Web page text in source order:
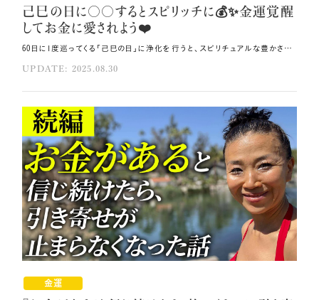
己巳の日に〇〇するとスピリッチに💰✨金運覚醒
してお金に愛されよう❤️
60日に1度巡ってくる「己巳の日」に浄化を行うと、スピリチュアルな豊かさを得て、 金運を覚醒させることができます。 そこで今回は、水の浄化力を活用した金運覚醒法をご紹介します💰 その方法はコレ！！ 体内の水を綺麗に入れ替えるイメージを持って水分補給をしましょう。 水を飲む際は「金運を飲んでいる」という意識を持つことが大切です。 自分の体に問いかけ、「自分の体が最も喜ぶもの」を選択することが重要です。 元動画（YouTube）：『己巳の日に〇〇するとスピリッチに💰✨金運覚醒してお金に愛されよう❤️（第1958回）』 己巳の日の意味を知り金運への扉を開こう 己巳の日（つちのとみのひ）は巳の日と己が重なる日で、 60日に1度訪れる金運と財運の最強吉運日です。 弁財天様の縁日であり、財運と才能を司る神様として知られています。 インドのサラスファーティー神と重なる存在でもあるため、水とのご縁を大切にすることが重要です。 世界の成功者や億万長者の多くは、目に見えないスピリチュアルな力を重視しています。 物理的な豊かさを手にしても、健康や人間関係で悩みを抱える人は少なくありません。 そのため己巳の日は、金運上昇だけでなく、心や生き方も豊かにする機会として捉えるべきです🌿 己巳の日のエネルギーを活用するコツは、「スムーズな流れ」を体感し、滞りを減らすことです。 変化や浄化のパワーを繊細に感じ取り、自分が流れに乗っている感覚にチューニングすることで、 魂から満たされる豊かさを得られます💞 弁財天様ゆかりのこの日に、自分のステージを上げる勇気を持ち、 「自分の中の流れが妨げられていないか」を見つめ直すことで、 真の豊かさへの扉が開かれるでしょう。 これがあなたの人生の転機となるかもしれません。 水の力を借りて感謝とともに浄化を進めよう 己巳の日のパワーを活用するには、水の力を借りた浄化が重要です。 弁財天様が川を起源とする神様であるように、水には強力な浄化力があります。 スピリチュアルな豊かさを得るための核心は「浄化」です。 ネガティブな思考やエネルギーの低下、体調不良は、体内でエネルギーが滞っているサインです。 このような時こそ、水分補給によって回復を図ることができます💫 水は生活のあらゆる場面で浄化の役割を果たしています。 洗濯、入浴、料理すべてに水が必要であり、街は雨によって浄化され、 地球は洪水によって最大の浄化を受けます。 人体の70％が水分であり、地球の70％が海であることは偶然ではありません。 体内の水を綺麗に入れ替えるイメージを持って実践してください💎 散歩、サウナ、ヨガ、ジョギングで発汗を促し、入浴を20分程度行います。 そして継続的な水分補給が重要です。 尿の色が黄色いのは水分不足のサインであり、 「飲んだらすぐ出る」という良好な循環状態を維持する必要があります。 運動不足で汗をかかない生活を続けると、体内の水分が淀み、ドロドロの状態になります。 これは浴槽の水を長期間替えずにいるのと同じ状況です。 体内の水を常に新鮮に保つことが、金運の覚醒への第一歩となります🍀 金運を取り込むイメージで日々の習慣を変えよう 水を飲む際は「金運を飲んでいる」という意識を持つことが大切です🪻 多くの人はお金に対してネガティブな思い込みを持っています。 しかし体内の70％が水分であることを考えると、 その水分を金運に入れ替えていくイメージを持ちやすくなります。 人間は思い込んだものが体内に蓄積され、それが無意識の行動を決定します。 「金運を飲む」と繰り返すことで、過去のお金に対するネガティブなブロックが尿として流れ出し、 水分補給とともに金運が流れ込む循環が生まれます。 このイメージワークを実践した人からは「息を吸うようにお金が入ってきて、 息を吐くように循環するようになった」という報告をいただきます。 この方法によって、自然な金銭の循環が生まれるのです。 飲み物については、お茶を飲む場合は「金茶」と設定すれば問題ありません。 体が最も喜ぶのは水ですが、 肝臓への負担を考慮すると、コーヒーやお茶を適度に摂取しても構いません。 最も重要なのは自分の体に問いかけることです✨ メディアや外部の情報に左右されず、「自分の体が最も喜ぶもの」を選択してください。 お金や持ち物も清めて豊かさを引き寄せよう さらに金運を覚醒させるには、お金自体を水で清めることが効果的です🌿 特に小銭は水洗いしやすく、お財布や通帳、クレジットカードも「ありがとう」と言いながら、 タオルやウェットティッシュで水拭きして浄化します。 私たちの体もお金も、すべて素粒子でできており、素粒子一つ一つに意識があります。 お金も「ありがとう」というエネルギーの水で浄化されると、 人間が入浴後に気持ち良く感じるのと同様に喜びます。 お金は気持ちの良い人のところに集まります。 人間が居心地の良い場所を求めるように、お金も快適な環境に引き寄せられるのです。 ただし、キッチンハイターなどの強力な洗剤は使用しないでください。水だけで十分な浄化力があります。 自分の体を強い洗剤で洗わないように、お金にも優しく接することが重要です💝 お財布は毎年新しくする必要はありません。重要なのは、どれだけ大切に使うかです。 お財布の素粒子が大事にされていれば、お金にとって良い居場所となります。 自分にとっての豊かさを見極めよう 己巳の日の浄化と金運の覚醒を実践すると、最終的に辿り着くのは「自分を知る」ことです🌟 これが金運覚醒の最重要ポイントであり、自分に必要なものを見極めることで、 無駄な出費が自然と減少していきます。 波動が上がると、欲しいものだけが必要になります。 自分を深く理解することで「必要か不要か」「似合うか似合わないか」の判断が明確になるのです🎀 この転機により、食費を大幅に削減することが可能です。 実際、私の食費は1日あたり500円程度です。 今日も1ドルもかからない鮭を購入しました。 以前は10〜14ドルの鮭を買っていましたが、工夫次第で1ドル以下で買えることが分かったのです。 昔は過食症でコンビニで3000円、4000円使っていた私が、今では無駄に食べることがなくなりました。 ウォーレン・バフェット氏は1日3ドルのマクドナルドで食事をしながら、23兆円の資産を築いています。 これは出費を増やすのではなく、シンプルな暮らしの中に幸せを見出している例です。 本質的な豊かさはブランド追求や物質の蓄積にありません。 自分にとって大切なものを見極めることで、自然と所有物も減少します💖 これは地球への負担軽減にも繋がり、真のスピリチュアルな生き方を実現します。 断捨離も重要ですが、そもそも購入する物の数を減らすことがより効果的です。 自分を知ることで必要な物が明確になり、浄化の過程で本質的な幸せを発見できるのです。 どうぞ水への感謝とともに日々の浄化を実践し、 自分を深く知ることで豊かさを手に入れてくださいね。 まとめ 体内の水を常に新鮮に保つことが、金運の覚醒への第一歩です。 金運を覚醒させるために、お金自体を水で清めてください。 自分にとって大切なものを見極めてください。
UPDATE: 2025.08.30
金運